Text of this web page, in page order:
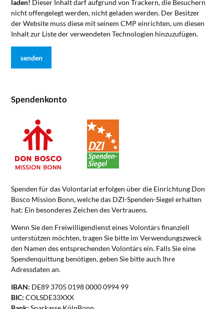
laden! Dieser Inhalt darf aufgrund von Trackern, die Besuchern
nicht offengelegt werden, nicht geladen werden. Der Besitzer
der Website muss diese mit seinem CMP einrichten, um diesen
Inhalt zur Liste der verwendeten Technologien hinzuzufügen.
Spendenkonto
Spenden für das Volontariat erfolgen über die Einrichtung Don
Bosco Mission Bonn, welche das DZI-Spenden-Siegel erhalten
hat: Ein besonderes Zeichen des Vertrauens.
Wenn Sie den Freiwilligendienst eines Volontärs finanziell
unterstützen möchten, tragen Sie bitte im Verwendungszweck
den Namen des entsprechenden Volontärs ein. Falls Sie eine
Spendenquittung benötigen, geben Sie bitte auch Ihre
Adressdaten an.
IBAN: DE89 3705 0198 0000 0994 99
BIC: COLSDE33XXX